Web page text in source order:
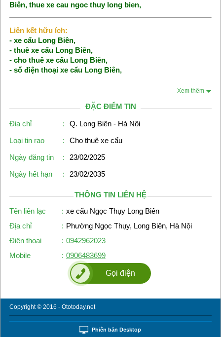
Biên, thue xe cau ngoc thuy long bien,
Liên kết hữu ích:
- xe cẩu Long Biên,
- thuê xe cẩu Long Biên,
- cho thuê xe cẩu Long Biên,
- số điện thoại xe cẩu Long Biên,
Xem thêm
ĐẶC ĐIỂM TIN
Địa chỉ :
Q. Long Biên - Hà Nội
Loại tin rao
:
Cho thuê xe cẩu
Ngày đăng tin
:
23/02/2025
Ngày hết hạn
: 23/02/2035
THÔNG TIN LIÊN HỆ
Tên liên lạc
: xe cẩu Ngọc Thụy Long Biên
Địa chỉ
: Phường Ngọc Thụy, Long Biên, Hà Nội
Điện thoại
: 0942962023
Mobile
: 0906483699
Gọi điện
Copyright © 2016 - Ototoday.net
Phiên bản Desktop